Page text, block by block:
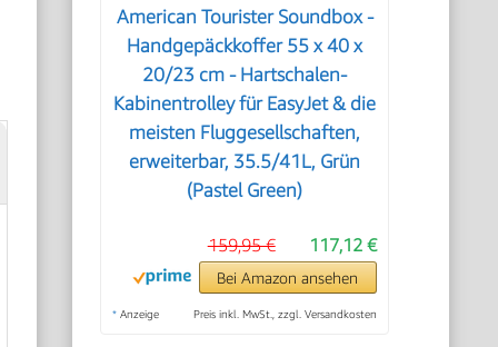
American Tourister Soundbox -
Handgepäckkoffer 55 x 40 x
20/23 cm - Hartschalen-
Kabinentrolley für EasyJet & die
meisten Fluggesellschaften,
erweiterbar, 35.5/41L, Grün
(Pastel Green)
117,12 €
159,95 €
Bei Amazon ansehen
* Anzeige Preis inkl. MwSt., zzgl. Versandkosten